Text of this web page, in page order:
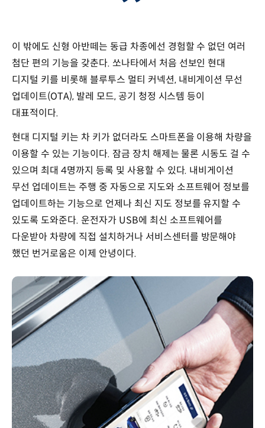
이 밖에도 신형 아반떼는 동급 차종에선 경험할 수 없던 여러
첨단 편의 기능을 갖춘다. 쏘나타에서 처음 선보인 현대
디지털 키를 비롯해 블루투스 멀티 커넥션, 내비게이션 무선
업데이트(OTA), 발레 모드, 공기 청정 시스템 등이
대표적이다.
현대 디지털 키는 차 키가 없더라도 스마트폰을 이용해 차량을
이용할 수 있는 기능이다. 잠금 장치 해제는 물론 시동도 걸 수
있으며 최대 4명까지 등록 및 사용할 수 있다. 내비게이션
무선 업데이트는 주행 중 자동으로 지도와 소프트웨어 정보를
업데이트하는 기능으로 언제나 최신 지도 정보를 유지할 수
있도록 도와준다. 운전자가 USB에 최신 소프트웨어를
다운받아 차량에 직접 설치하거나 서비스센터를 방문해야
했던 번거로움은 이제 안녕이다.